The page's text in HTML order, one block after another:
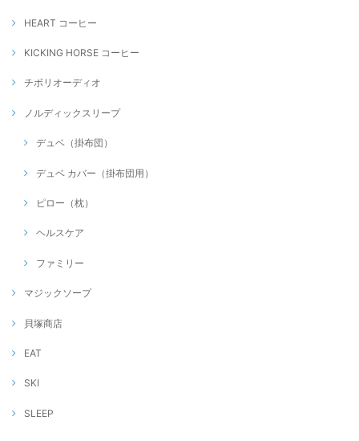
HEART コーヒー
KICKING HORSE コーヒー
チボリオーディオ
ノルディックスリープ
デュベ（掛布団）
デュベ カバー（掛布団用）
ピロー（枕）
ヘルスケア
ファミリー
マジックソープ
貝塚商店
EAT
SKI
SLEEP